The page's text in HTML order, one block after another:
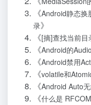
《Android静态换
录》
《[摘]查找当前
《Android的
《Android禁用
《volatile和
《Android Auto
《什么是